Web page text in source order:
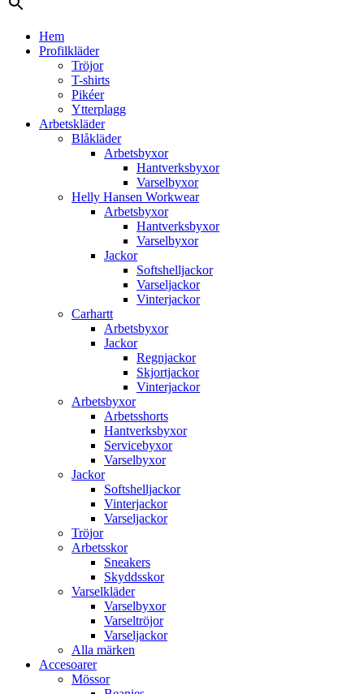
Hem
Profilkläder
Tröjor
T-shirts
Pikéer
Ytterplagg
Arbetskläder
Blåkläder
Arbetsbyxor
Hantverksbyxor
Varselbyxor
Helly Hansen Workwear
Arbetsbyxor
Hantverksbyxor
Varselbyxor
Jackor
Softshelljackor
Varseljackor
Vinterjackor
Carhartt
Arbetsbyxor
Jackor
Regnjackor
Skjortjackor
Vinterjackor
Arbetsbyxor
Arbetsshorts
Hantverksbyxor
Servicebyxor
Varselbyxor
Jackor
Softshelljackor
Vinterjackor
Varseljackor
Tröjor
Arbetsskor
Sneakers
Skyddsskor
Varselkläder
Varselbyxor
Varseltröjor
Varseljackor
Alla märken
Accesoarer
Mössor